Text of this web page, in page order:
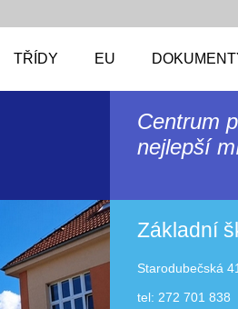
TŘÍDY EU
Centrum
nejlepší
Základní
Starodubečská
tel: 272 701 838